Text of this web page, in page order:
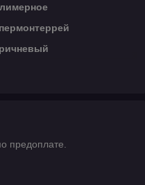
предоплате.